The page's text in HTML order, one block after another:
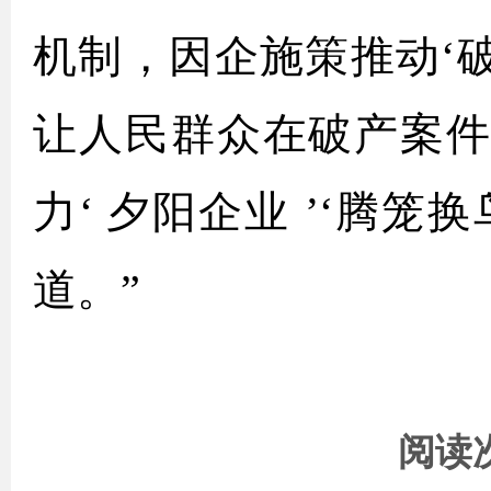
机制，因企施策推动‘
让人民群众在破产案
力‘ 夕阳企业 ’‘腾笼
道。”
阅读